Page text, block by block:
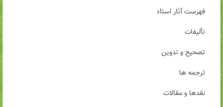
فهرست آثار استاد
تألیفات
تصحیح و تدوین
ترجمه ها
نقدها و مقالات